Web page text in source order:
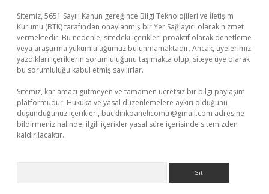
Sitemiz, 5651 Sayılı Kanun gereğince Bilgi Teknolojileri ve İletişim
Kurumu (BTK) tarafından onaylanmış bir Yer Sağlayıcı olarak hizmet
vermektedir. Bu nedenle, sitedeki içerikleri proaktif olarak denetleme
veya araştırma yükümlülüğümüz bulunmamaktadır. Ancak, üyelerimiz
yazdıkları içeriklerin sorumluluğunu taşımakta olup, siteye üye olarak
bu sorumluluğu kabul etmiş sayılırlar.
Sitemiz, kar amacı gütmeyen ve tamamen ücretsiz bir bilgi paylaşım
platformudur. Hukuka ve yasal düzenlemelere aykırı olduğunu
düşündüğünüz içerikleri, backlinkpanelicomtr@gmail.com adresine
bildirmeniz halinde, ilgili içerikler yasal süre içerisinde sitemizden
kaldırılacaktır.